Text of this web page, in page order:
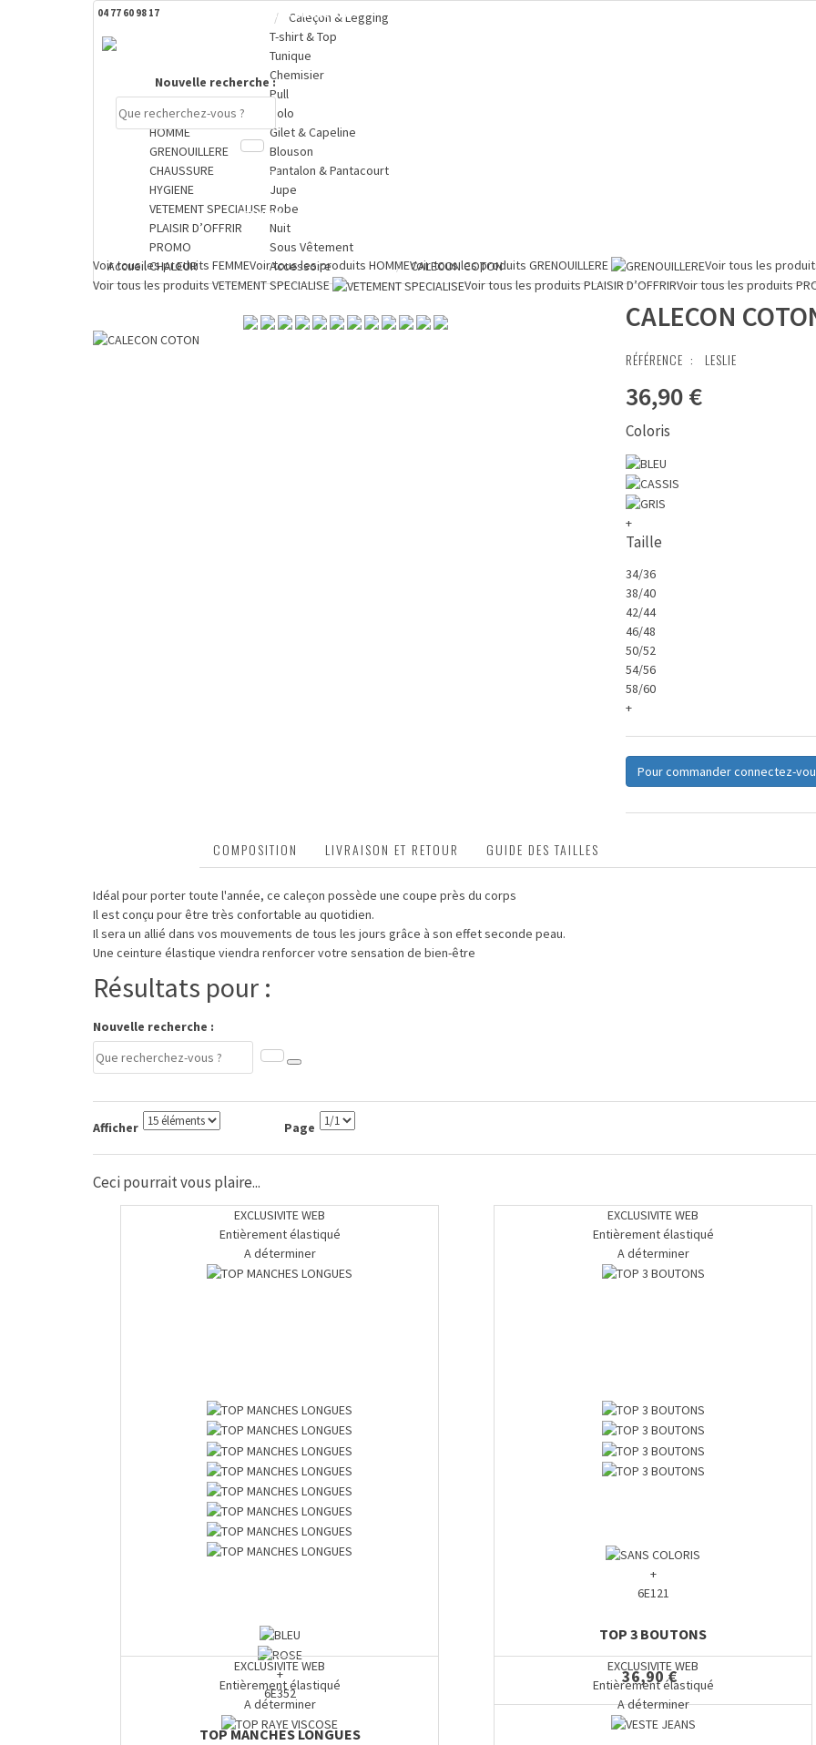
04 77 60 98 17 DERNIERS PRODUITS CONSULTÉS
Nouvelle recherche :
Compte
PANIER
Voir tous les produits FEMMEVoir tous les produits HOMMEVoir tous les produits GRENOUILLERE
Voir tous les
Voir tous les produitsVETEMENT SPECIALISE Voir tous les produitsPLAISIR D’OFFRIRVoir tous les produits
Accueil
FEMME
HOMME
GRENOUILLERE
CHAUSSURE
HYGIENE
VETEMENT SPECIALISE
PLAISIR D’OFFRIR
PROMO
CHALEUR
Caleçon & Legging
T-shirt & Top
Tunique
Chemisier
Pull
Polo
Gilet & Capeline
Blouson
Pantalon & Pantacourt
Jupe
Robe
Nuit
Sous Vêtement
Accessoire
CALECON COTON
CALECON
RÉFÉRENCE : LESLIE
36,90 €
Coloris
+
Taille
34/36
38/40
42/44
46/48
50/52
54/56
58/60
+
Pour commander connectez-
COMPOSITION LIVRAISON ET RETOUR GUIDE DES TAILLES
Idéal pour porter toute l'année, ce caleçon possède une coupe près du corps
Il est conçu pour être très confortable au quotidien.
Il sera un allié dans vos mouvements de tous les jours grâce à son effet seconde peau.
Une ceinture élastique viendra renforcer votre sensation de bien-être
Résultats pour :
Nouvelle recherche :
Afficher Page
Ceci pourrait vous plaire...
EXCLUSIVITE WEB
Entièrement élastiqué
A déterminer
+
6E352
TOP MANCHES LONGUES
EXCLUSIVITE WEB
Entièrement élastiqué
A déterminer
+
6E121
TOP 3 BOUTONS
36,90 €
EXCLUSIVITE WEB
Entièrement élastiqué
A déterminer
EXCLUSIVITE WEB
Entièrement élastiqué
A déterminer